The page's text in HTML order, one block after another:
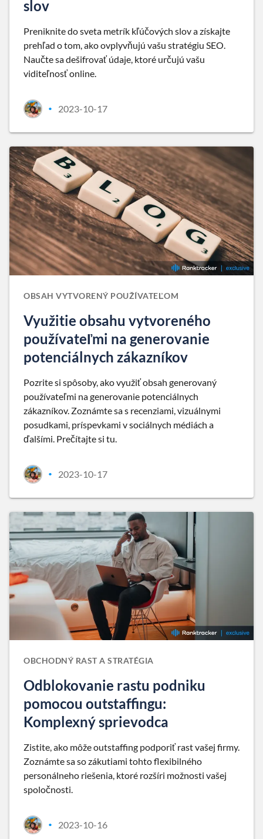
slov
Preniknite do sveta metrík kľúčových slov a získajte
prehľad o tom, ako ovplyvňujú vašu stratégiu SEO.
Naučte sa dešifrovať údaje, ktoré určujú vašu
viditeľnosť online.
• 2023-10-17
OBSAH VYTVORENÝ POUŽÍVATEĽOM
Využitie obsahu vytvoreného
používateľmi na generovanie
potenciálnych zákazníkov
Pozrite si spôsoby, ako využiť obsah generovaný
používateľmi na generovanie potenciálnych
zákazníkov. Zoznámte sa s recenziami, vizuálnymi
posudkami, príspevkami v sociálnych médiách a
ďalšími. Prečítajte si tu.
• 2023-10-17
OBCHODNÝ RAST A STRATÉGIA
Odblokovanie rastu podniku
pomocou outstaffingu:
Komplexný sprievodca
Zistite, ako môže outstaffing podporiť rast vašej firmy.
Zoznámte sa so zákutiami tohto flexibilného
personálneho riešenia, ktoré rozšíri možnosti vašej
spoločnosti.
• 2023-10-16